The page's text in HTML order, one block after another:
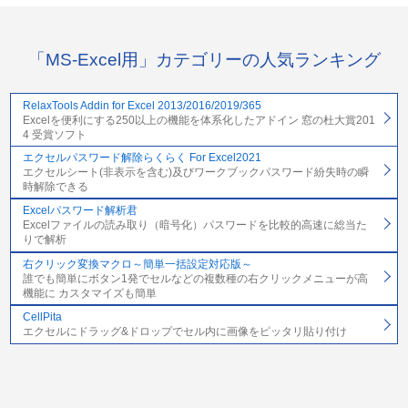
「MS-Excel用」カテゴリーの人気ランキング
RelaxTools Addin for Excel 2013/2016/2019/365
Excelを便利にする250以上の機能を体系化したアドイン 窓の杜大賞201
4 受賞ソフト
エクセルパスワード解除らくらく For Excel2021
エクセルシート(非表示を含む)及びワークブックパスワード紛失時の瞬
時解除できる
Excelパスワード解析君
Excelファイルの読み取り（暗号化）パスワードを比較的高速に総当た
りで解析
右クリック変換マクロ～簡単一括設定対応版～
誰でも簡単にボタン1発でセルなどの複数種の右クリックメニューが高
機能に カスタマイズも簡単
CellPita
エクセルにドラッグ&ドロップでセル内に画像をピッタリ貼り付け